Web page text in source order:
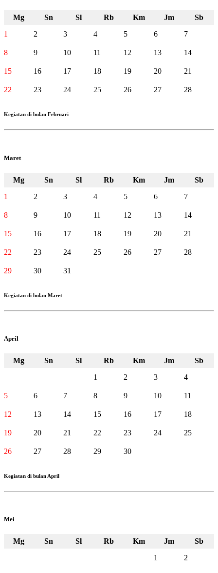
Mg Sn Sl Rb Km Jm
Sb
1
2 3 4 5 6 7
8 9 10 11 12 13 14
15 16 17 18 19 20 21
22 23 24 25 26 27 28
Kegiatan di bulan Februari
Maret
Mg Sn Sl Rb Km Jm
Sb
1
2 3 4 5 6 7
8 9 10 11 12 13 14
15 16 17 18 19 20 21
22 23 24 25 26 27 28
29 30 31
Kegiatan di bulan Maret
April
Mg Sn Sl Rb Km Jm
Sb
1
2 3 4
5 6 7 8 9 10 11
12 13 14 15 16 17 18
19 20 21 22 23 24 25
26 27 28 29 30
Kegiatan di bulan April
Mei
Mg Sn Sl Rb Km Jm
Sb
1
2